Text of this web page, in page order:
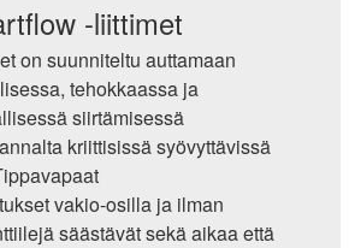
-liittimet
on suunniteltu auttamaan
tehokkaassa ja
siirtämisessä
kriittisissä syövyttävissä
vakio-osilla ja ilman
säästävät sekä aikaa että